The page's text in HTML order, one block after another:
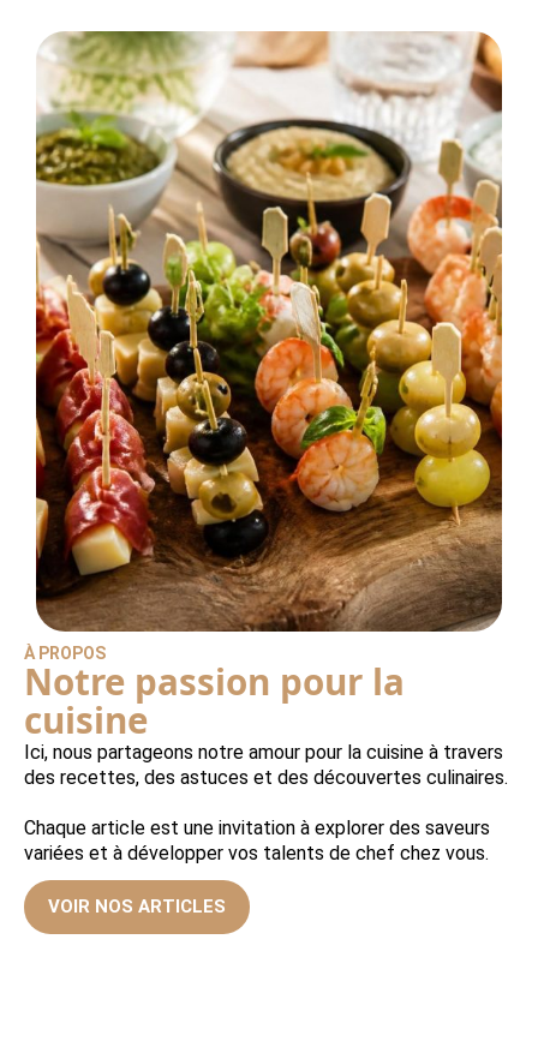
À PROPOS
Notre passion pour la
cuisine
Ici, nous partageons notre amour pour la cuisine à travers
des recettes, des astuces et des découvertes culinaires.
Chaque article est une invitation à explorer des saveurs
variées et à développer vos talents de chef chez vous.
VOIR NOS ARTICLES